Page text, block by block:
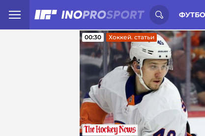
Иностранцы о спорте России:
00:30 Хоккей. статьи